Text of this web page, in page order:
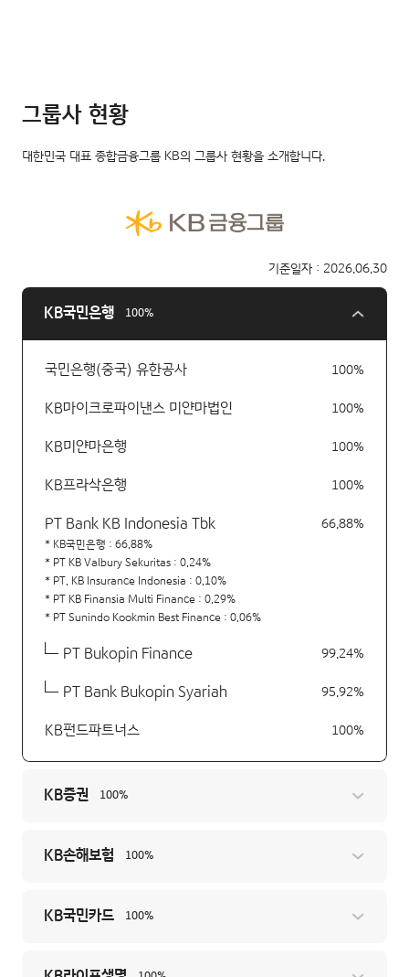
그룹사 현황
대한민국 대표 종합금융그룹 KB의 그룹사 현황을 소개합니다.
기준일자 : 2026.06.30
KB국민은행 100%
국민은행(중국) 유한공사 100%
KB마이크로파이낸스 미얀마법인 100%
KB미얀마은행 100%
KB프라삭은행 100%
PT Bank KB Indonesia Tbk 66.88%
KB국민은행 : 66.88%
PT KB Valbury Sekuritas : 0.24%
PT. KB Insurance Indonesia : 0.10%
PT KB Finansia Multi Finance : 0.29%
PT Sunindo Kookmin Best Finance : 0.06%
PT Bukopin Finance 99.24%
PT Bank Bukopin Syariah 95.92%
KB펀드파트너스 100%
KB증권 100%
KB손해보험 100%
KB국민카드 100%